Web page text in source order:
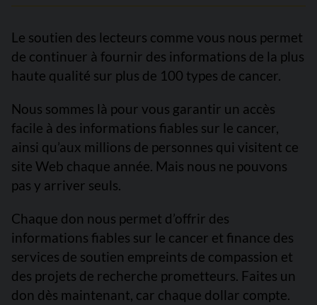
Le soutien des lecteurs comme vous nous permet
de continuer à fournir des informations de la plus
haute qualité sur plus de 100 types de cancer.
Nous sommes là pour vous garantir un accès
facile à des informations fiables sur le cancer,
ainsi qu’aux millions de personnes qui visitent ce
site Web chaque année. Mais nous ne pouvons
pas y arriver seuls.
Chaque don nous permet d’offrir des
informations fiables sur le cancer et finance des
services de soutien empreints de compassion et
des projets de recherche prometteurs. Faites un
don dès maintenant, car chaque dollar compte.